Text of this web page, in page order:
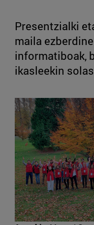
Presentzialki
maila
informatiboak,
ikasleekin